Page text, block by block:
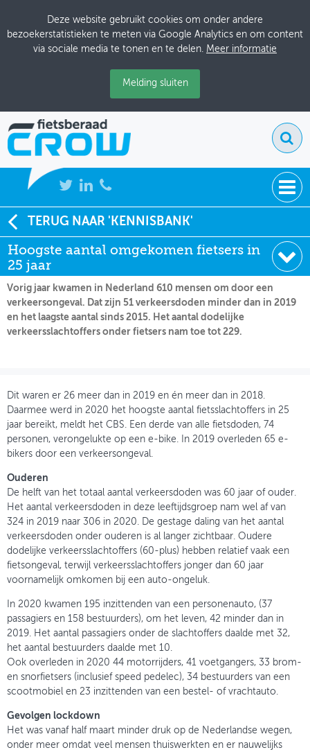
Deze website gebruikt cookies om onder andere
bezoekerstatistieken te meten via Google Analytics en om content
via sociale media te tonen en te delen. Meer informatie
Melding sluiten
NIEUWS
BIJEENKOMSTEN
KENNISBANK
ADRESSENBOEK
OVER FIETSBERAAD
MIJN PROFIEL
GEBRUIKER
TERUG NAAR 'KENNISBANK'
Hoogste aantal omgekomen fietsers in
25 jaar
Soort:
Nieuws Fietsberaad
Datum:
14-04-2021
Vorig jaar kwamen in Nederland 610 mensen om door een
verkeersongeval. Dat zijn 51 verkeersdoden minder dan in 2019
en het laagste aantal sinds 2015. Het aantal dodelijke
verkeersslachtoffers onder fietsers nam toe tot 229.
Dit waren er 26 meer dan in 2019 en én meer dan in 2018.
Daarmee werd in 2020 het hoogste aantal fietsslachtoffers in 25
jaar bereikt, meldt het CBS. Een derde van alle fietsdoden, 74
personen, verongelukte op een e-bike. In 2019 overleden 65 e-
bikers door een verkeersongeval.
Ouderen
De helft van het totaal aantal verkeersdoden was 60 jaar of ouder.
Het aantal verkeersdoden in deze leeftijdsgroep nam wel af van
324 in 2019 naar 306 in 2020. De gestage daling van het aantal
verkeersdoden onder ouderen is al langer zichtbaar. Oudere
dodelijke verkeersslachtoffers (60-plus) hebben relatief vaak een
fietsongeval, terwijl verkeersslachtoffers jonger dan 60 jaar
voornamelijk omkomen bij een auto-ongeluk.
In 2020 kwamen 195 inzittenden van een personenauto, (37
passagiers en 158 bestuurders), om het leven, 42 minder dan in
2019. Het aantal passagiers onder de slachtoffers daalde met 32,
het aantal bestuurders daalde met 10.
Ook overleden in 2020 44 motorrijders, 41 voetgangers, 33 brom-
en snorfietsers (inclusief speed pedelec), 34 bestuurders van een
scootmobiel en 23 inzittenden van een bestel- of vrachtauto.
Gevolgen lockdown
Het was vanaf half maart minder druk op de Nederlandse wegen,
onder meer omdat veel mensen thuiswerkten en er nauwelijks